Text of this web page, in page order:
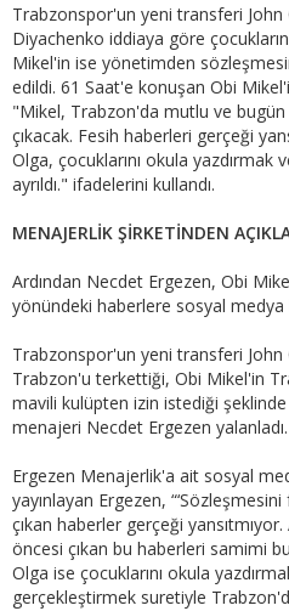
Trabzonspor'un yeni transferi John
Diyachenko iddiaya göre
Mikel'in ise yönetimden
edildi. 61 Saat'e konuşan Obi
"Mikel, Trabzon'da mutlu ve
çıkacak. Fesih haberleri gerçeği
Olga, çocuklarını okula
ayrıldı." ifadelerini kullandı.
MENAJERLİK ŞİRKETİNDEN
Ardından Necdet Ergezen, Obi
yönündeki haberlere sosyal medya
Trabzonspor'un yeni transferi John
Trabzon'u terkettiği, Obi Mikel'in
mavili kulüpten izin istediği
menajeri Necdet Ergezen yalanladı.
Ergezen Menajerlik'a ait sosyal
yayınlayan Ergezen,
çıkan haberler gerçeği
öncesi çıkan bu haberleri samimi
Olga ise çocuklarını okula
gerçekleştirmek suretiyle